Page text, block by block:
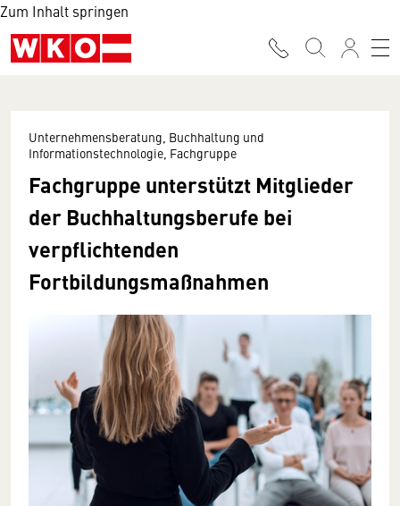
Zum Inhalt springen
Unternehmensberatung, Buchhaltung und
Informationstechnologie, Fachgruppe
Fachgruppe unterstützt Mitglieder
der Buchhaltungsberufe bei
verpflichtenden
Fortbildungsmaßnahmen